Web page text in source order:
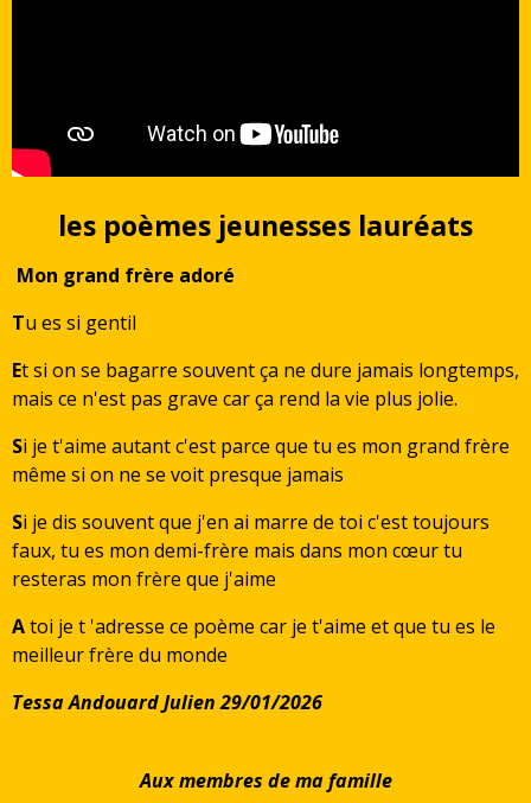
les poèmes jeunesses lauréats
Mon grand frère adoré
Tu es si gentil
Et si on se bagarre souvent ça ne dure jamais longtemps,
mais ce n'est pas grave car ça rend la vie plus jolie.
Si je t'aime autant c'est parce que tu es mon grand frère
même si on ne se voit presque jamais
Si je dis souvent que j'en ai marre de toi c'est toujours
faux, tu es mon demi-frère mais dans mon cœur tu
resteras mon frère que j'aime
Atoi je t 'adresse ce poème car je t'aime et que tu es le
meilleur frère du monde
Tessa Andouard Julien 29/01/2026
Aux membres de ma famille